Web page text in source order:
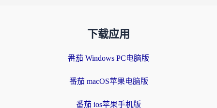
下载应用
番茄 Windows PC电脑版
番茄 macOS苹果电脑版
番茄 ios苹果手机版